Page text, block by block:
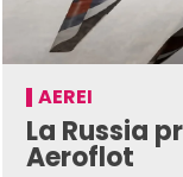
AEREI
La Russia
Aeroflot